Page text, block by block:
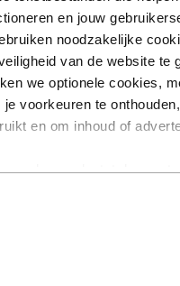
en jouw
noodzakelijke
van de website te
we optionele cookies,
voorkeuren te
en om inhoud of
derden kunnen informatie
website verzamelen,
gebruik van hun